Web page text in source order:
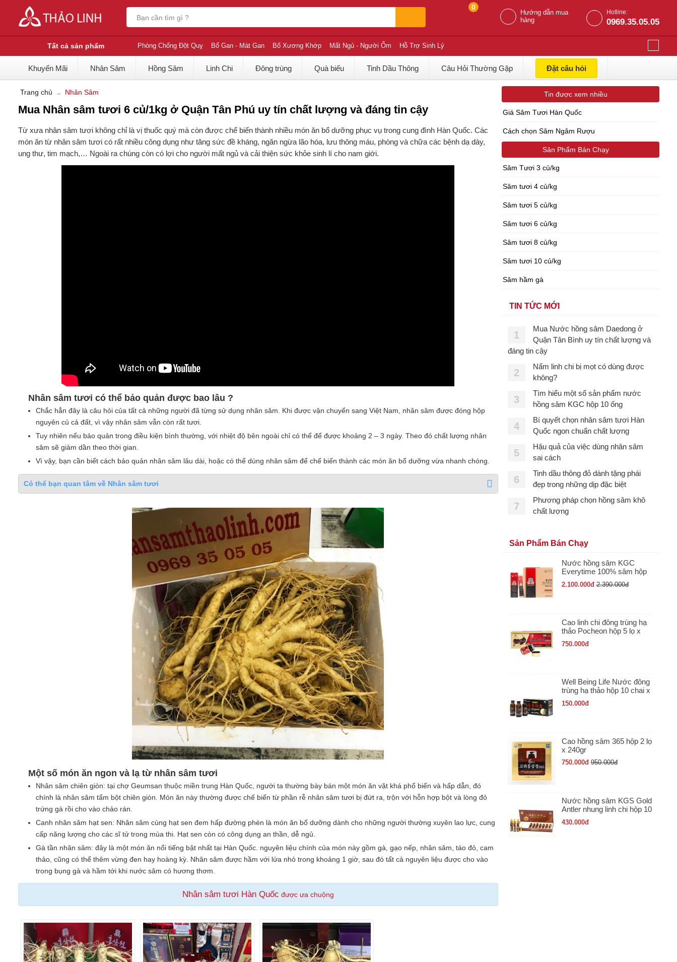
0
Hướng dẫn mua
hàng
Hotline:
0969.35.05.05
Tất cả sản phẩm Phòng Chống Đột Quỵ Bổ Gan - Mát Gan Bổ Xương Khớp Mất Ngủ - Người Ốm Hỗ Trợ Sinh Lý
Khuyến Mãi Nhân Sâm Hồng Sâm Linh Chi Đông trùng Quà biếu Tinh Dầu Thông Câu Hỏi Thường Gặp Đặt câu hỏi
Trang chủ Nhân Sâm
Mua Nhân sâm tươi 6 củ/1kg ở Quận Tân Phú uy tín chất lượng và đáng tin cậy
Từ xưa nhân sâm tươi không chỉ là vị thuốc quý mà còn được chế biến thành nhiều món ăn bổ dưỡng phục vụ trong cung đình Hàn Quốc. Các
món ăn từ nhân sâm tươi có rất nhiều công dụng như tăng sức đề kháng, ngăn ngừa lão hóa, lưu thông máu, phòng và chữa các bệnh dạ dày,
ung thư, tim mạch,… Ngoài ra chúng còn có lợi cho người mất ngủ và cải thiện sức khỏe sinh lí cho nam giới.
Nhân sâm tươi có thể bảo quản được bao lâu ?
Chắc hẳn đây là câu hỏi của tất cả những người đã từng sử dụng nhân sâm. Khi được vận chuyển sang Việt Nam, nhân sâm được đóng hộp
nguyên củ cả đất, vì vậy nhân sâm vẫn còn rất tươi.
Tuy nhiên nếu bảo quản trong điều kiện bình thường, với nhiệt độ bên ngoài chỉ có thể để được khoảng 2 – 3 ngày. Theo đó chất lượng nhân
sâm sẽ giảm dần theo thời gian.
Vì vậy, bạn cần biết cách bảo quản nhân sâm lâu dài, hoặc có thể dùng nhân sâm để chế biến thành các món ăn bổ dưỡng vừa nhanh chóng.
Có thể bạn quan tâm về Nhân sâm tươi
Một số món ăn ngon và lạ từ nhân sâm tươi
Nhân sâm chiên giòn: tại chợ Geumsan thuộc miền trung Hàn Quốc, người ta thường bày bán một món ăn vặt khá phổ biến và hấp dẫn, đó
chính là nhân sâm tẩm bột chiên giòn. Món ăn này thường được chế biến từ phần rễ nhân sâm tươi bị đứt ra, trộn với hỗn hợp bột và lòng đỏ
trứng gà rồi cho vào chảo rán.
Canh nhân sâm hạt sen: Nhân sâm cùng hạt sen đem hấp đường phèn là món ăn bổ dưỡng dành cho những người thường xuyên lao lực, cung
cấp năng lượng cho các sĩ tử trong mùa thi. Hạt sen còn có công dụng an thần, dễ ngủ.
Gà tần nhân sâm: đây là một món ăn nổi tiếng bật nhất tại Hàn Quốc. nguyên liệu chính của món này gồm gà, gạo nếp, nhân sâm, táo đỏ, cam
thảo, cũng có thể thêm vừng đen hay hoàng kỳ. Nhân sâm được hầm với lửa nhỏ trong khoảng 1 giờ, sau đó tất cả nguyên liệu được cho vào
trong bụng gà và hầm tới khi nước sâm có hương thơm.
Nhân sâm tươi Hàn Quốc được ưa chuộng
Tin được xem nhiều
Giá Sâm Tươi Hàn Quốc
Cách chọn Sâm Ngâm Rượu
Sản Phẩm Bán Chạy
Sâm Tươi 3 củ/kg
Sâm tươi 4 củ/kg
Sâm tươi 5 củ/kg
Sâm tươi 6 củ/kg
Sâm tươi 8 củ/kg
Sâm tươi 10 củ/kg
Sâm hầm gà
TIN TỨC MỚI
1
Mua Nước hồng sâm Daedong ở
Quận Tân Bình uy tín chất lượng và
đáng tin cậy
2
Nấm linh chi bị mọt có dùng được
không?
3
Tìm hiểu một số sản phẩm nước
hồng sâm KGC hộp 10 ống
4
Bí quyết chọn nhân sâm tươi Hàn
Quốc ngon chuẩn chất lượng
5
Hậu quả của việc dùng nhân sâm
sai cách
6
Tinh dầu thông đỏ dành tặng phái
đẹp trong những dịp đặc biệt
7
Phương pháp chọn hồng sâm khô
chất lượng
Sản Phẩm Bán Chạy
Nước hồng sâm KGC
Everytime 100% sâm hộp
30 gói x 10ml
2.100.000đ 2.390.000đ
Cao linh chi đông trùng hạ
thảo Pocheon hộp 5 lọ x
50gr
750.000đ
Well Being Life Nước đông
trùng hạ thảo hộp 10 chai x
100ml
150.000đ
Cao hồng sâm 365 hộp 2 lọ
x 240gr
750.000đ 950.000đ
Nước hồng sâm KGS Gold
Antler nhung linh chi hộp 10
ống x 20ml
430.000đ